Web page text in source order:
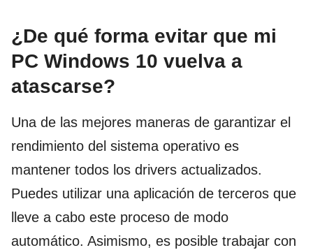
¿De qué forma evitar que mi
PC Windows 10 vuelva a
atascarse?
Una de las mejores maneras de garantizar el
rendimiento del sistema operativo es
mantener todos los drivers actualizados.
Puedes utilizar una aplicación de terceros que
lleve a cabo este proceso de modo
automático. Asimismo, es posible trabajar con